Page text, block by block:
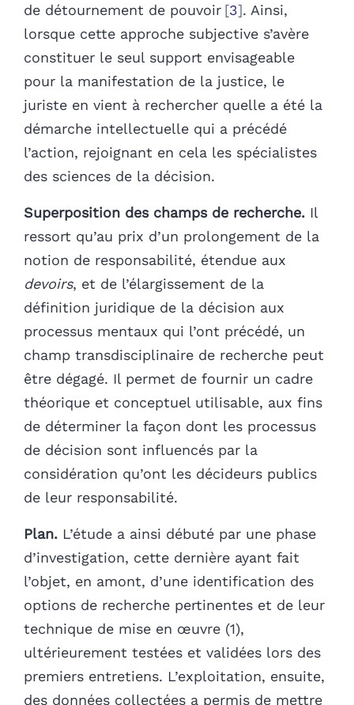
de détournement de pouvoir 3 . Ainsi,
lorsque cette approche subjective s’avère
constituer le seul support envisageable
pour la manifestation de la justice, le
juriste en vient à rechercher quelle a été la
démarche intellectuelle qui a précédé
l’action, rejoignant en cela les spécialistes
des sciences de la décision.
Superposition des champs de recherche. Il
ressort qu’au prix d’un prolongement de la
notion de responsabilité, étendue aux
devoirs, et de l’élargissement de la
définition juridique de la décision aux
processus mentaux qui l’ont précédé, un
champ transdisciplinaire de recherche peut
être dégagé. Il permet de fournir un cadre
théorique et conceptuel utilisable, aux fins
de déterminer la façon dont les processus
de décision sont influencés par la
considération qu’ont les décideurs publics
de leur responsabilité.
Plan. L’étude a ainsi débuté par une phase
d’investigation, cette dernière ayant fait
l’objet, en amont, d’une identification des
options de recherche pertinentes et de leur
technique de mise en œuvre (1),
ultérieurement testées et validées lors des
premiers entretiens. L’exploitation, ensuite,
des données collectées a permis de mettre